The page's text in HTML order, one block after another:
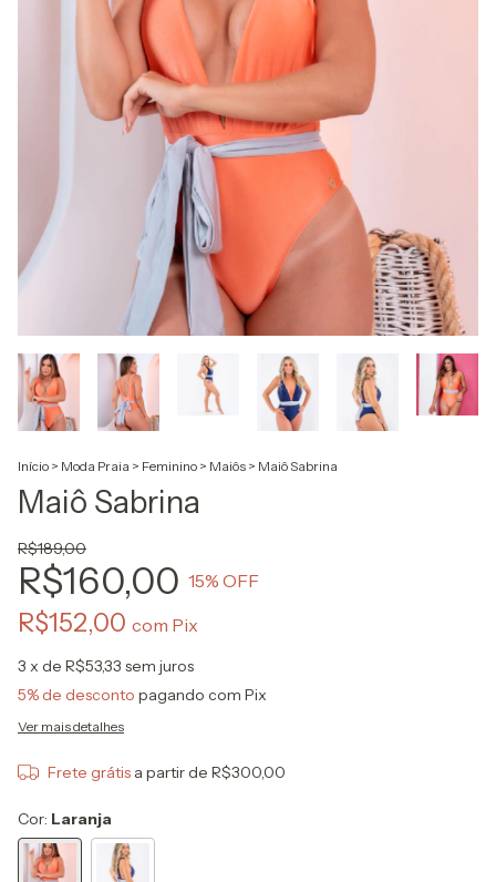
Início > Moda Praia > Feminino > Maiôs > Maiô Sabrina
Maiô Sabrina
R$189,00
R$160,00 15% OFF
R$152,00 com Pix
3 x de R$53,33 sem juros
5% de desconto pagando com Pix
Ver mais detalhes
Frete grátis a partir de R$300,00
Cor: Laranja